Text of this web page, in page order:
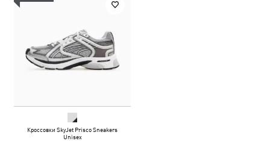
Кроссовки SkyJet Prisco Sneakers
Unisex